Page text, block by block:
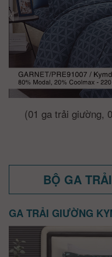
(01 ga trải giường,
BỘ GA
GA TRẢI GIƯỜNG